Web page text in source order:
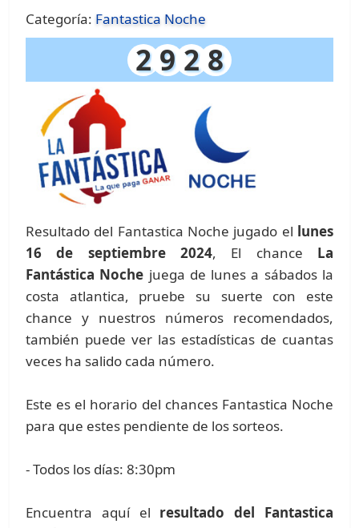
Categoría: Fantastica Noche
2 9 2 8
Resultado del Fantastica Noche jugado el lunes
16 de septiembre 2024, El chance La
Fantástica Noche juega de lunes a sábados la
costa atlantica, pruebe su suerte con este
chance y nuestros números recomendados,
también puede ver las estadísticas de cuantas
veces ha salido cada número.
Este es el horario del chances Fantastica Noche
para que estes pendiente de los sorteos.
- Todos los días: 8:30pm
Encuentra aquí el resultado del Fantastica